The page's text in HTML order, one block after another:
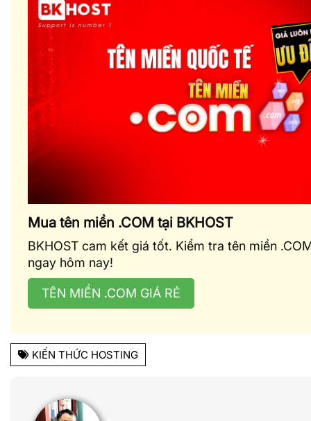
Mua tên miền .COM tại BKHOST
BKHOST cam kết giá tốt. Kiểm tra tên miền
ngay hôm nay!
TÊN MIỀN .COM GIÁ RẺ
KIẾN THỨC HOSTING